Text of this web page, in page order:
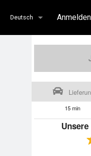
Deutsch Anmelden
15 min